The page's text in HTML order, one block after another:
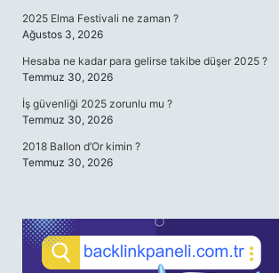
2025 Elma Festivali ne zaman ?
Ağustos 3, 2026
Hesaba ne kadar para gelirse takibe düşer 2025 ?
Temmuz 30, 2026
İş güvenliği 2025 zorunlu mu ?
Temmuz 30, 2026
2018 Ballon d’Or kimin ?
Temmuz 30, 2026